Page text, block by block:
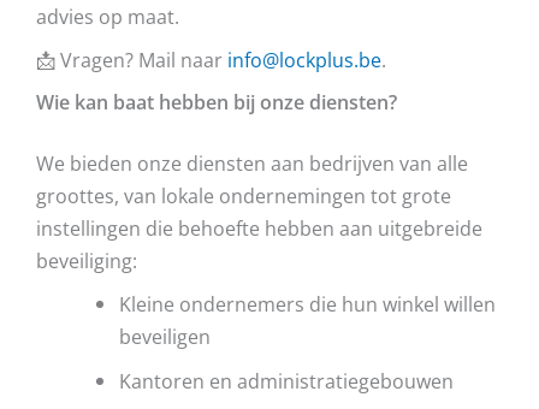
advies op maat.
📩 Vragen? Mail naar info@lockplus.be.
Wie kan baat hebben bij onze diensten?
We bieden onze diensten aan bedrijven van alle
groottes, van lokale ondernemingen tot grote
instellingen die behoefte hebben aan uitgebreide
beveiliging:
Kleine ondernemers die hun winkel willen
beveiligen
Kantoren en administratiegebouwen